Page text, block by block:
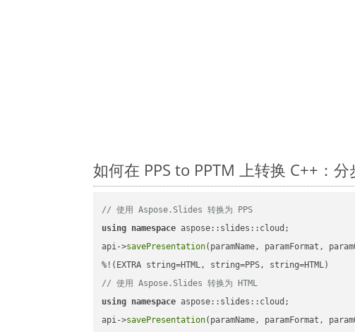
如何在 PPS to PPTM 上转换 C++：
// 使用 Aspose.Slides 转换为 PPS
using namespace aspose::slides::cloud;
api->savePresentation(paramName, paramFormat,
// 使用 Aspose.Slides 转换为 HTML
using namespace aspose::slides::cloud;
api->savePresentation(paramName, paramFormat,